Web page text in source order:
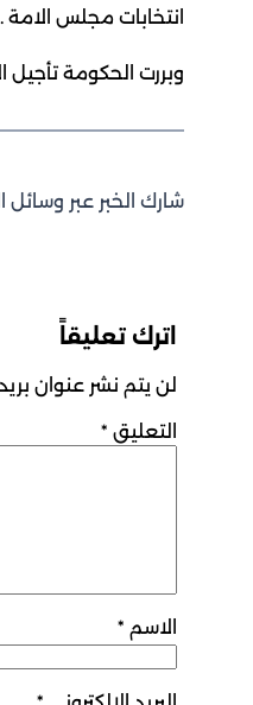
انتخابات مجلس الامة .
وبررت الحكومة تأجيل
شارك الخبر عبر وسائل
اترك تعليقاً
لن يتم نشر عنوان
التعليق *
الاسم *